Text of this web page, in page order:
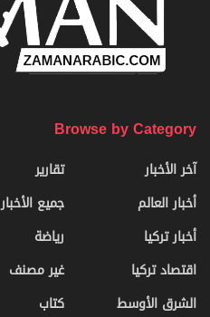
Browse by Category
آخر الأخبار
أخبار العالم
أخبار تركيا
اقتصاد تركيا
الشرق الأوسط
تقارير
جميع الأخبار
رياضة
غير مصنف
كتاب